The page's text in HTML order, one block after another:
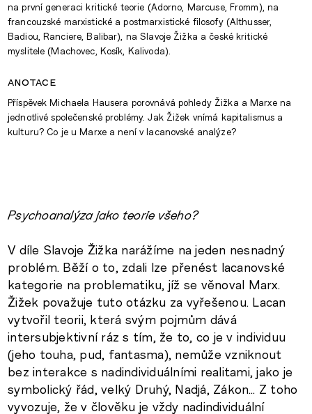
na první generaci kritické teorie (Adorno, Marcuse, Fromm), na
francouzské marxistické a postmarxistické filosofy (Althusser,
Badiou, Ranciere, Balibar), na Slavoje Žižka a české kritické
myslitele (Machovec, Kosík, Kalivoda).
anotace
Příspěvek Michaela Hausera porovnává pohledy Žižka a Marxe na
jednotlivé společenské problémy. Jak Žižek vnímá kapitalismus a
kulturu? Co je u Marxe a není v lacanovské analýze?
Psychoanalýza jako teorie všeho?
V díle Slavoje Žižka narážíme na jeden nesnadný
problém. Běží o to, zdali lze přenést lacanovské
kategorie na problematiku, jíž se věnoval Marx.
Žižek považuje tuto otázku za vyřešenou. Lacan
vytvořil teorii, která svým pojmům dává
intersubjektivní ráz s tím, že to, co je v individuu
(jeho touha, pud, fantasma), nemůže vzniknout
bez interakce s nadindividuálními realitami, jako je
symbolický řád, velký Druhý, Nadjá, Zákon… Z toho
vyvozuje, že v člověku je vždy nadindividuální